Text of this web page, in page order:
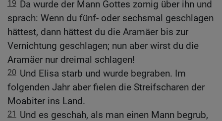
19 Da wurde der Mann Gottes zornig über ihn und
sprach: Wenn du fünf- oder sechsmal geschlagen
hättest, dann hättest du die Aramäer bis zur
Vernichtung geschlagen; nun aber wirst du die
Aramäer nur dreimal schlagen!
20 Und Elisa starb und wurde begraben. Im
folgenden Jahr aber fielen die Streifscharen der
Moabiter ins Land.
21 Und es geschah, als man einen Mann begrub,